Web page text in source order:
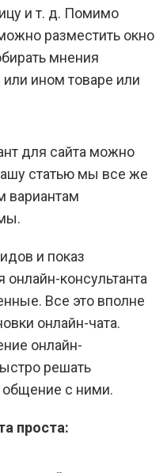
и т. д. Помимо
разместить окно
мнения
ином товаре или
для сайта можно
статью мы все же
вариантам
и показ
консультанта
Все это вполне
онлайн-чата.
онлайн-
решать
с ними.
проста: